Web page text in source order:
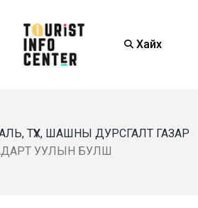
Хайх
ТҮҮХ, ШАШНЫ ДУРСГАЛТ ГАЗАР
УУЛЫН БУЛШ